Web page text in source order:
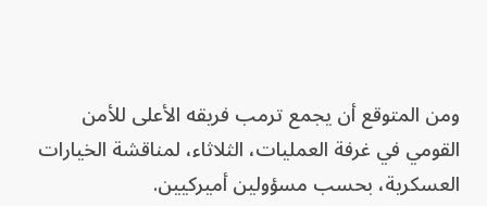
ومن المتوقع أن يجمع ترمب فريقه الأعلى للأمن
القومي في غرفة العمليات، الثلاثاء، لمناقشة الخيارات
العسكرية، بحسب مسؤولين أميركيين.